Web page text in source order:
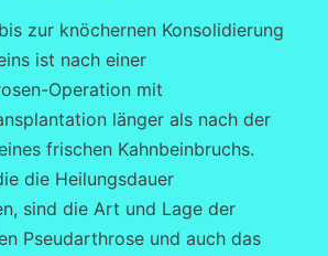
zur knöchernen Konsolidierung
ist nach einer
Operation mit
länger als nach der
frischen Kahnbeinbruchs.
die Heilungsdauer
sind die Art und Lage der
Pseudarthrose und auch das